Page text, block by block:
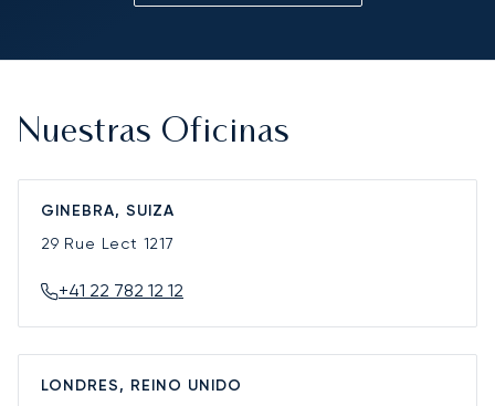
Nuestras Oficinas
GINEBRA, SUIZA
29 Rue Lect 1217
+41 22 782 12 12
LONDRES, REINO UNIDO